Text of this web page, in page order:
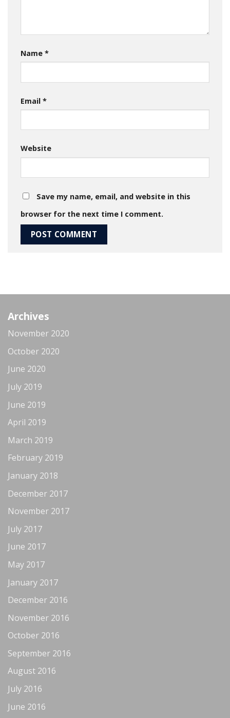
Name *
Email *
Website
Save my name, email, and website in this
browser for the next time I comment.
Archives
November 2020
October 2020
June 2020
July 2019
June 2019
April 2019
March 2019
February 2019
January 2018
December 2017
November 2017
July 2017
June 2017
May 2017
January 2017
December 2016
November 2016
October 2016
September 2016
August 2016
July 2016
June 2016